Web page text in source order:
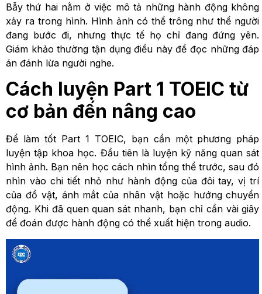
Bẫy thứ hai nằm ở việc mô tả những hành động không
xảy ra trong hình. Hình ảnh có thể trông như thể người
đang bước đi, nhưng thực tế họ chỉ đang đứng yên.
Giám khảo thường tận dụng điều này để đọc những đáp
án đánh lừa người nghe.
Cách luyện Part 1 TOEIC từ
cơ bản đến nâng cao
Để làm tốt Part 1 TOEIC, bạn cần một phương pháp
luyện tập khoa học. Đầu tiên là luyện kỹ năng quan sát
hình ảnh. Bạn nên học cách nhìn tổng thể trước, sau đó
nhìn vào chi tiết nhỏ như hành động của đôi tay, vị trí
của đồ vật, ánh mắt của nhân vật hoặc hướng chuyển
động. Khi đã quen quan sát nhanh, bạn chỉ cần vài giây
để đoán được hành động có thể xuất hiện trong audio.